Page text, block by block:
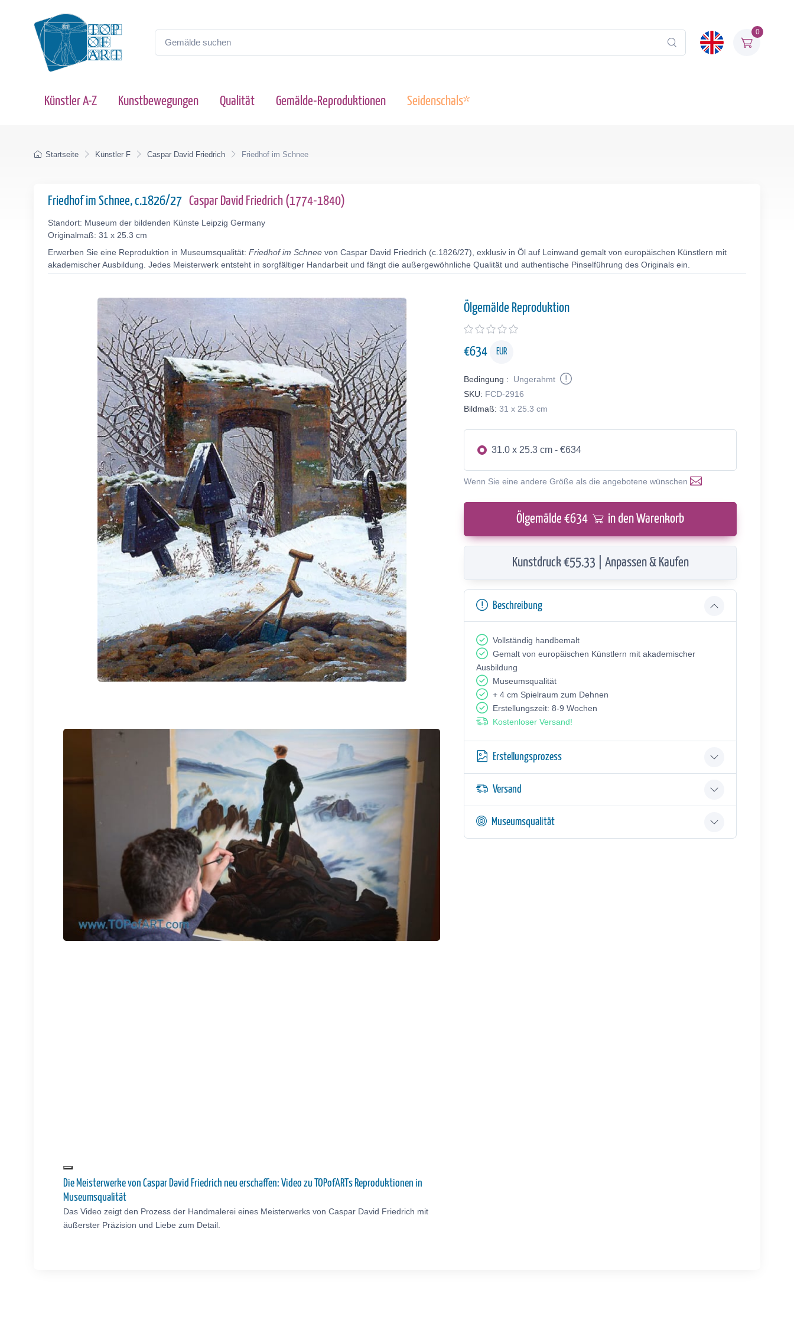
0
Künstler A-Z Kunstbewegungen Qualität Gemälde-Reproduktionen Seidenschals*
Startseite Künstler F Caspar David Friedrich Friedhof im Schnee
Friedhof im Schnee, c.1826/27 Caspar David Friedrich (1774-1840)
Standort: Museum der bildenden Künste Leipzig Germany
Originalmaß: 31 x 25.3 cm
Erwerben Sie eine Reproduktion in Museumsqualität: Friedhof im Schnee von Caspar David Friedrich (c.1826/27), exklusiv in Öl auf Leinwand gemalt von europäischen Künstlern mit
akademischer Ausbildung. Jedes Meisterwerk entsteht in sorgfältiger Handarbeit und fängt die außergewöhnliche Qualität und authentische Pinselführung des Originals ein.
Die Meisterwerke von Caspar David Friedrich neu erschaffen: Video zu TOPofARTs Reproduktionen in
Museumsqualität
Das Video zeigt den Prozess der Handmalerei eines Meisterwerks von Caspar David Friedrich mit
äußerster Präzision und Liebe zum Detail.
Ölgemälde Reproduktion
€634 EUR
Bedingung :
Ungerahmt
SKU: FCD-2916
Bildmaß: 31 x 25.3 cm
31.0 x 25.3 cm - €634
Wenn Sie eine andere Größe als die angebotene wünschen
Ölgemälde €634 in den Warenkorb
Kunstdruck €55.33 | Anpassen & Kaufen
Beschreibung
Vollständig handbemalt
Gemalt von europäischen Künstlern mit akademischer
Ausbildung
Museumsqualität
+ 4 cm Spielraum zum Dehnen
Erstellungszeit: 8-9 Wochen
Kostenloser Versand!
Erstellungsprozess
Versand
Museumsqualität